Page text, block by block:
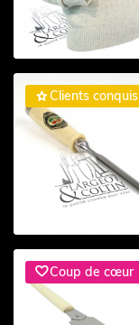
Clients conquis
Coup de cœur